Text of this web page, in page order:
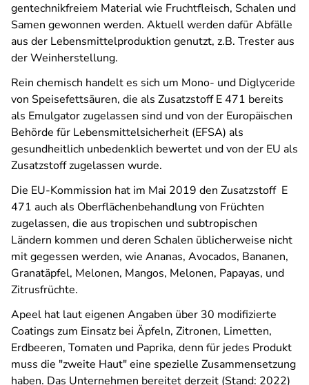
gentechnikfreiem Material wie Fruchtfleisch, Schalen und
Samen gewonnen werden. Aktuell werden dafür Abfälle
aus der Lebensmittelproduktion genutzt, z.B. Trester aus
der Weinherstellung.
Rein chemisch handelt es sich um Mono- und Diglyceride
von Speisefettsäuren, die als Zusatzstoff E 471 bereits
als Emulgator zugelassen sind und von der Europäischen
Behörde für Lebensmittelsicherheit (EFSA) als
gesundheitlich unbedenklich bewertet und von der EU als
Zusatzstoff zugelassen wurde.
Die EU-Kommission hat im Mai 2019 den Zusatzstoff E
471 auch als Oberflächenbehandlung von Früchten
zugelassen, die aus tropischen und subtropischen
Ländern kommen und deren Schalen üblicherweise nicht
mit gegessen werden, wie Ananas, Avocados, Bananen,
Granatäpfel, Melonen, Mangos, Melonen, Papayas, und
Zitrusfrüchte.
Apeel hat laut eigenen Angaben über 30 modifizierte
Coatings zum Einsatz bei Äpfeln, Zitronen, Limetten,
Erdbeeren, Tomaten und Paprika, denn für jedes Produkt
muss die "zweite Haut" eine spezielle Zusammensetzung
haben. Das Unternehmen bereitet derzeit (Stand: 2022)